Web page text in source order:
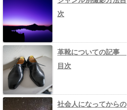
次
革靴についての記事
目次
社会人になってからの